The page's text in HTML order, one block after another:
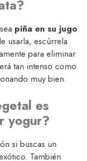
piña en su jugo
usarla, escúrrela
para eliminar
tan intenso como
muy bien.
es
yogur?
si buscas un
También